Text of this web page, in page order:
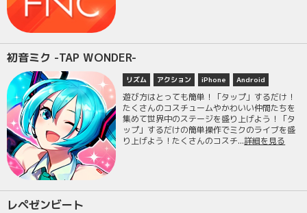
初音ミク -TAP WONDER-
リズム アクション iPhone Android
遊び方はとっても簡単！「タップ」するだけ！
たくさんのコスチュームやかわいい仲間たちを
集めて世界中のステージを盛り上げよう！「タ
ップ」するだけの簡単操作でミクのライブを盛
り上げよう！たくさんのコスチ...詳細を見る
レペゼンビート